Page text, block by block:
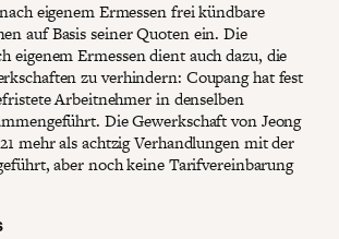
eigenem Ermessen frei kündbare
auf Basis seiner Quoten ein. Die
eigenem Ermessen dient auch dazu, die
zu verhindern: Coupang hat fest
Arbeitnehmer in denselben
Die Gewerkschaft von Jeong
mehr als achtzig Verhandlungen mit der
aber noch keine Tarifvereinbarung